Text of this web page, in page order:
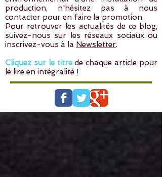
production, n'hésitez pas à nous
contacter pour en faire la promotion.
Pour retrouver les actualités de ce blog,
suivez-nous sur les réseaux sociaux ou
inscrivez-vous à la Newsletter.
Cliquez sur le titrede chaque article pour
le lire en intégralité !